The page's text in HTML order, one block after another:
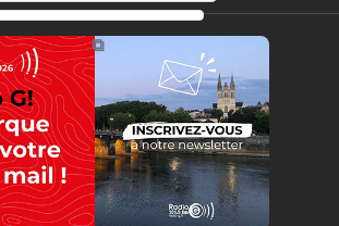
https://radio-g.fr?r32
⧉